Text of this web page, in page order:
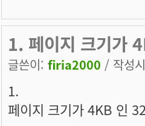
1. 페이지 크기가
글쓴이: firia2000 / 작성
1.
페이지 크기가 4KB 인